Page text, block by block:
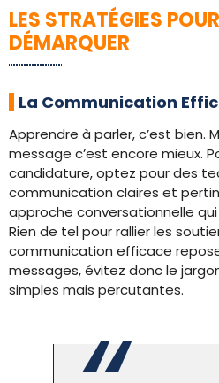
LES STRATÉGIES
DÉMARQUER
La Communication
Apprendre à parler, c’est bien.
message c’est encore mieux.
candidature, optez pour des
communication claires et
approche conversationnelle
Rien de tel pour rallier les
communication efficace
messages, évitez donc le
simples mais percutantes.